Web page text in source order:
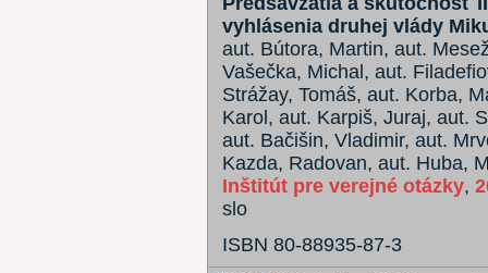
vyhlásenia druhej vlády
aut. Bútora, Martin, aut.
Vašečka, Michal, aut.
Strážay, Tomáš, aut. Korba,
Karol, aut. Karpiš, Juraj, aut.
aut. Bačišin, Vladimir, aut.
Kazda, Radovan, aut. Huba,
Inštitút pre verejné otázky,
slo
ISBN 80-88935-87-3